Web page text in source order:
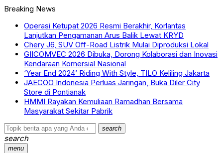
Breaking News
Operasi Ketupat 2026 Resmi Berakhir, Korlantas
Lanjutkan Pengamanan Arus Balik Lewat KRYD
Chery J6, SUV Off-Road Listrik Mulai Diproduksi Lokal
GIICOMVEC 2026 Dibuka, Dorong Kolaborasi dan Inovasi
Kendaraan Komersial Nasional
‘Year End 2024’ Riding With Style, TILO Keliling Jakarta
JAECOO Indonesia Perluas Jaringan, Buka Diler City
Store di Pontianak
HMMI Rayakan Kemuliaan Ramadhan Bersama
Masyarakat Sekitar Pabrik
search
search
menu